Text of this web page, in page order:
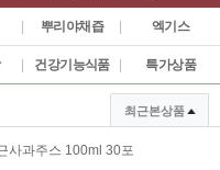
| 뿌리야채즙 | 엑기스
| 건강기능식품 | 특가상품
최근본상품
사과주스 100ml 30포